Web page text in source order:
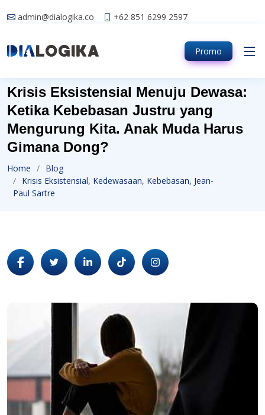
admin@dialogika.co +62 851 6299 2597
Promo
Krisis Eksistensial Menuju Dewasa:
Ketika Kebebasan Justru yang
Mengurung Kita. Anak Muda Harus
Gimana Dong?
Home
Blog
Krisis Eksistensial, Kedewasaan, Kebebasan, Jean-
Paul Sartre